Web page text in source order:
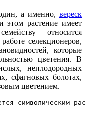
а именно, вереск
растение имеет
относится
селекционеров,
которые
цветения. В
неплодородных
сфагновых болотах,
цветением.
символическим